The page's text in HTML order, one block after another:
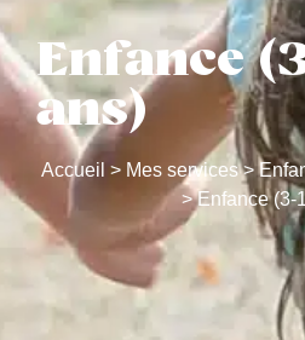
Enfance
ans)
Accueil > Mes services>
>Enfance (3-